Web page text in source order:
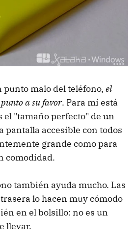
punto malo del teléfono, el
a su favor. Para mí está
el "tamaño perfecto" de un
pantalla accesible con todos
grande como para
comodidad.
también ayuda mucho. Las
lo hacen muy cómodo
en el bolsillo: no es un
llevar.